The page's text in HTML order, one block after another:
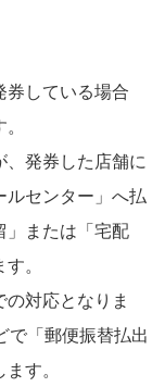
券している場合
、発券した店舗に
ルセンター」へ払
」または「宅配
。
対応となりま
で「郵便振替払出
す。